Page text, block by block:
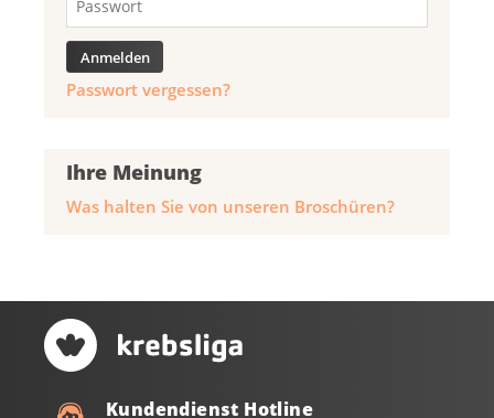
Passwort vergessen?
Ihre Meinung
Was halten Sie von unseren Broschüren?
Kundendienst Hotline